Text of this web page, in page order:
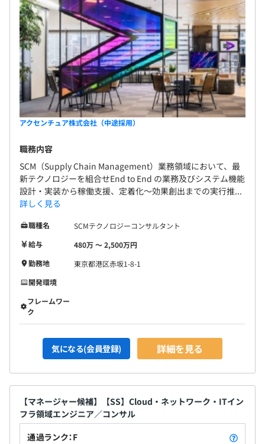
アクセンチュア株式会社（中途採用）
職務内容
SCM（Supply Chain Management）業務領域において、最
新テクノロジーを組合せEnd to End の業務及びシステム機能
設計・実装から稼働支援、定着化～効果創出までの実行推...
詳しく見る
職種名
SCMテクノロジーコンサルタント
給与
480万 〜 2,500万円
勤務地
東京都港区赤坂1-8-1
開発環境
フレームワー
ク
気になる(会員登録) 詳細を見る
【マネージャー候補】【SS】Cloud・ネットワーク・ITイン
フラ領域エンジニア／コンサル
通過ランク：F